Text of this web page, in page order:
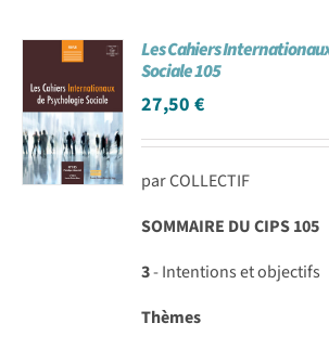
Les Cahiers
Sociale 105
27,50€
par COLLECTIF
SOMMAIRE DU CIPS 105
3- Intentions et objectifs
Thèmes